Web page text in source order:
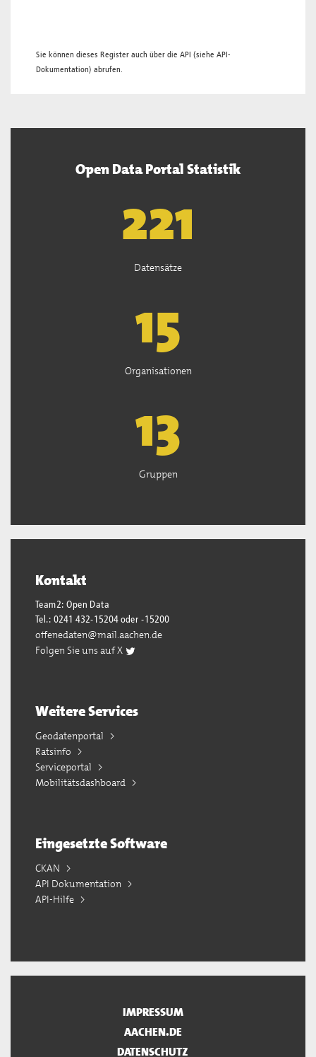
Sie können dieses Register auch über die API (siehe API-
Dokumentation) abrufen.
Open Data Portal Statistik
222
Datensätze
15
Organisationen
13
Gruppen
Kontakt
Team2: Open Data
Tel.: 0241 432-15204 oder -15200
offenedaten@mail.aachen.de
Folgen Sie uns auf X
Weitere Services
Geodatenportal
Ratsinfo
Serviceportal
Mobilitätsdashboard
Eingesetzte Software
CKAN
API Dokumentation
API-Hilfe
IMPRESSUM
AACHEN.DE
DATENSCHUTZ